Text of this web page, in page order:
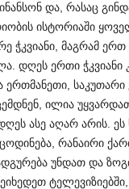
და, რასაც
ისტორიაში
ჭკვიანი, მაგრამ ერთ
დღეს ერთი ჭკვიანი
საკუთარი
ილია
ასე აღარ არის.
რანაირი
უნდათ და